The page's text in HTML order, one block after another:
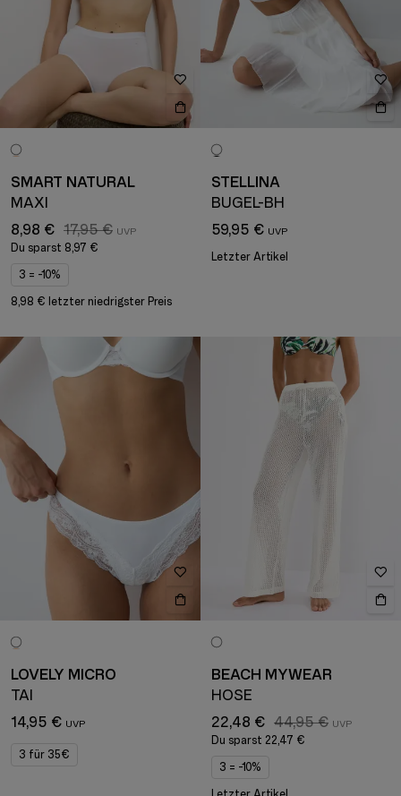
SMART NATURAL
MAXI
8,98 € 17,95 €
Du sparst 8,97 €
3 = -10%
8,98 € letzter niedrigster Preis
STELLINA
BÜGEL-BH
59,95 €
Letzter Artikel
LOVELY MICRO
TAI
14,95 €
3 für 35€
BEACH MYWEAR
HOSE
22,48 € 44,95 €
Du sparst 22,47 €
3 = -10%